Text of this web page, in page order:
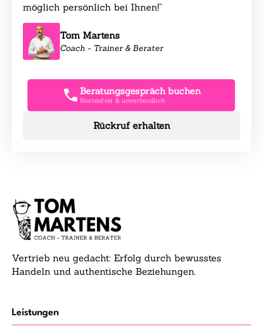
möglich persönlich bei Ihnen!“
Tom Martens
Coach - Trainer & Berater
Beratungsgespräch buchen
Kostenfrei & unverbindlich
Rückruf erhalten
Vertrieb neu gedacht: Erfolg durch bewusstes
Handeln und authentische Beziehungen.
Leistungen